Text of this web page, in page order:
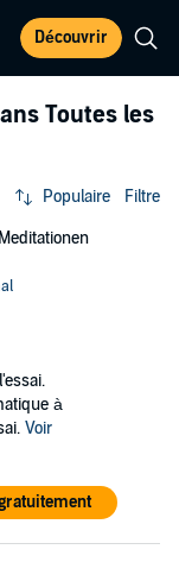
Découvrir
Toutes les
Populaire Filtre
à
Voir